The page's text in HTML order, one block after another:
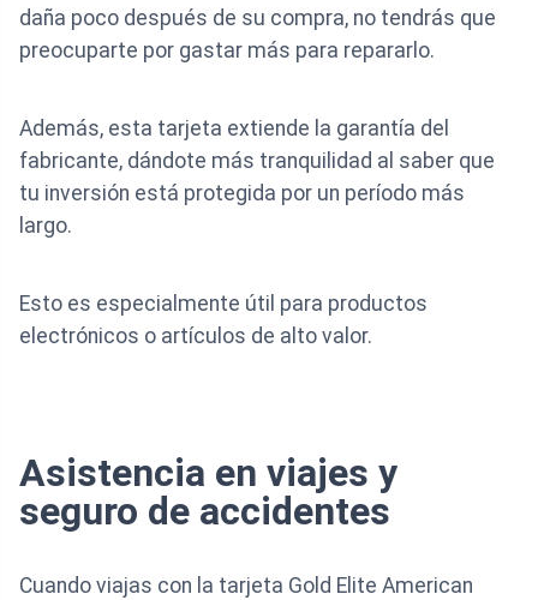
daña poco después de su compra, no tendrás que
preocuparte por gastar más para repararlo.
Además, esta tarjeta extiende la garantía del
fabricante, dándote más tranquilidad al saber que
tu inversión está protegida por un período más
largo.
Esto es especialmente útil para productos
electrónicos o artículos de alto valor.
Asistencia en viajes y
seguro de accidentes
Cuando viajas con la tarjeta Gold Elite American